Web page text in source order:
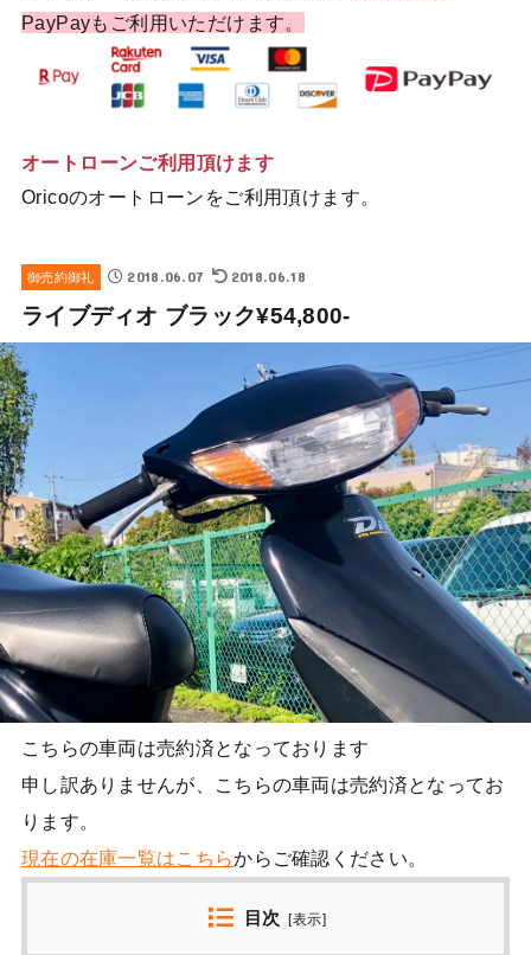
PayPayもご利用いただけます。
オートローンご利用頂けます
Oricoのオートローンをご利用頂けます。
御売約御礼 2018.06.07 2018.06.18
ライブディオ ブラック¥54,800-
こちらの車両は売約済となっております
申し訳ありませんが、こちらの車両は売約済となってお
ります。
現在の在庫一覧はこちらからご確認ください。
目次 [表示]